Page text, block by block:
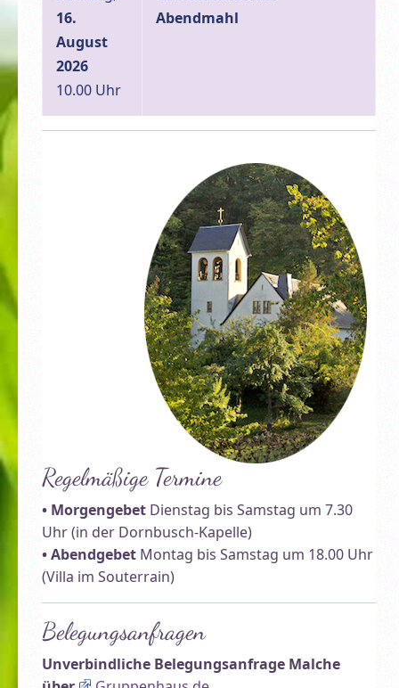
16.
August
2026
10.00 Uhr
Abendmahl
Regelmäßige Termine
• Morgengebet Dienstag bis Samstag um 7.30
Uhr (in der Dornbusch-Kapelle)
• Abendgebet Montag bis Samstag um 18.00 Uhr
(Villa im Souterrain)
Belegungsanfragen
Unverbindliche Belegungsanfrage Malche